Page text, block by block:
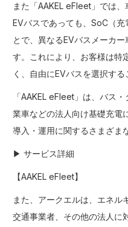
また「AAKEL eFleet」では
EVバスであっても、SoC（
とで、異なるEVバスメーカ
す。これにより、お客様は特
く、自由にEVバスを選択する
「AAKEL eFleet」は、バス
業車などの法人向け基礎充電
導入・運用に関するさまざま
▶ サービス詳細
【AAKEL eFleet】
また、アークエルは、エネル
交通事業者、その他の法人に